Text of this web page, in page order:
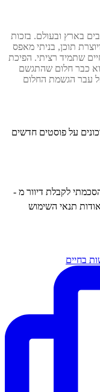
בארץ ובעולם. בזכות
תוכן, בניתי מאפס
שתמיד רציתי. הפיכת
כבר חלום שהתגשם
עבר הגשמת החלום
על פוסטים חדשים
לקבלת דיוור מ -
תנאי השימוש
בחיים